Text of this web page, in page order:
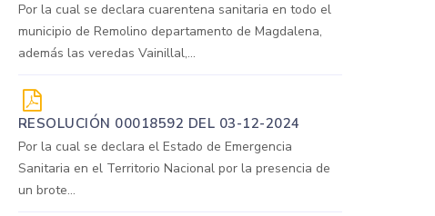
Por la cual se declara cuarentena sanitaria en todo el
municipio de Remolino departamento de Magdalena,
además las veredas Vainillal,...
RESOLUCIÓN 00018592 DEL 03-12-2024
Por la cual se declara el Estado de Emergencia
Sanitaria en el Territorio Nacional por la presencia de
un brote...